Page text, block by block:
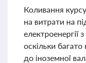
Коливання
на витрати на
електроенергії
оскільки багато
до іноземної